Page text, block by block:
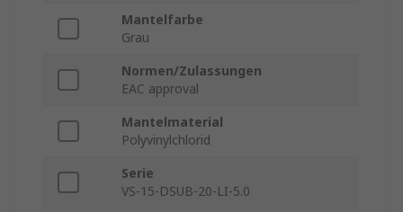
Mantelfarbe
Grau
Normen/Zulassungen
EAC approval
Mantelmaterial
Polyvinylchlorid
Serie
VS-15-DSUB-20-LI-5.0